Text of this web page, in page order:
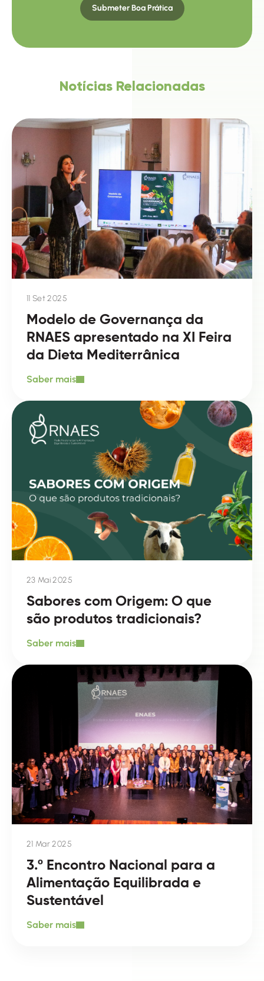
Submeter Boa Prática
Notícias Relacionadas
11 Set 2025
Modelo de Governança da
RNAES apresentado na XI Feira
da Dieta Mediterrânica
Saber mais
23 Mai 2025
Sabores com Origem: O que
são produtos tradicionais?
Saber mais
21 Mar 2025
3.º Encontro Nacional para a
Alimentação Equilibrada e
Sustentável
Saber mais